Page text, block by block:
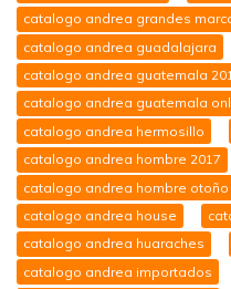
catalogo andrea grandes
catalogo andrea guadalajara
catalogo andrea guatemala
catalogo andrea guatemala
catalogo andrea hermosillo
catalogo andrea hombre 2017
catalogo andrea hombre otoño
catalogo andrea house
catalogo andrea huaraches
catalogo andrea importados